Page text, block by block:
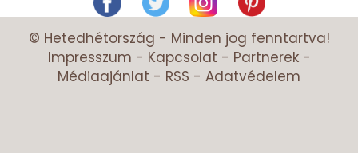
© Hetedhétország - Minden jog fenntartva!
Impresszum - Kapcsolat - Partnerek-
Médiaajánlat - RSS - Adatvédelem